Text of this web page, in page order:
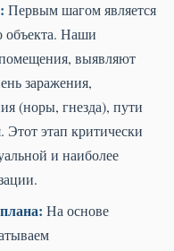
Первым шагом является
объекта. Наши
выявляют
заражения,
(норы, гнезда), пути
этап критически
и наиболее
На основе